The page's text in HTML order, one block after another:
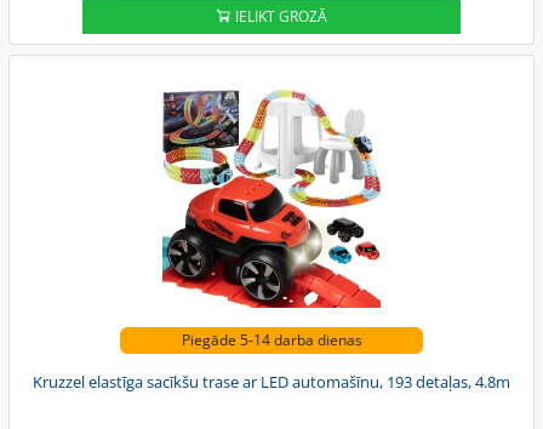
IELIKT GROZĀ
Piegāde 5-14 darba dienas
Kruzzel elastīga sacīkšu trase ar LED automašīnu, 193 detaļas, 4.8m